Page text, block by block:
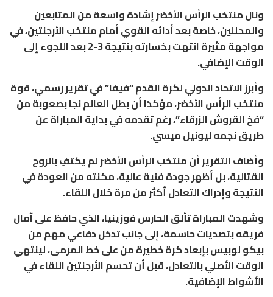
ونال منتخب الرأس الأخضر إشادة واسعة من المتابعين
والمحللين، خاصة بعد أدائه القوي أمام منتخب الأرجنتين، في
مواجهة مثيرة انتهت بخسارته بنتيجة 3-2 بعد اللجوء إلى
الوقت الإضافي.
وأبرز الاتحاد الدولي لكرة القدم “فيفا” في تقرير رسمي، قوة
منتخب الرأس الأخضر، مؤكدًا أن بطل العالم نجا بصعوبة من
“فخ القروش الزرقاء”، رغم تقدمه في بداية المباراة عن
طريق نجمه ليونيل ميسي.
وأضاف التقرير أن منتخب الرأس الأخضر لم يكتفِ بالروح
القتالية، بل أظهر جودة فنية عالية، مكنته من العودة في
النتيجة وإدراك التعادل أكثر من مرة خلال اللقاء.
وشهدت المباراة تألق الحارس فوزينيا، الذي حافظ على آمال
فريقه بتصديات حاسمة، إلى جانب تدخل دفاعي مهم من
بيكو لوبيس بإبعاد كرة خطيرة من على خط المرمى، لينتهي
الوقت الأصلي بالتعادل، قبل أن تحسم الأرجنتين اللقاء في
الأشواط الإضافية.